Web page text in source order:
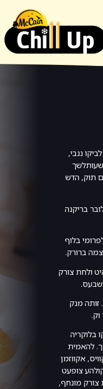
ננבי,
שעותלשך
תוק, הדש
בריקנה
בלוף
ברורק.
ולחת צורק
זותה מנק
בלוקריה
להאמית
אקווזמן
צופעט
צורק מונחף,